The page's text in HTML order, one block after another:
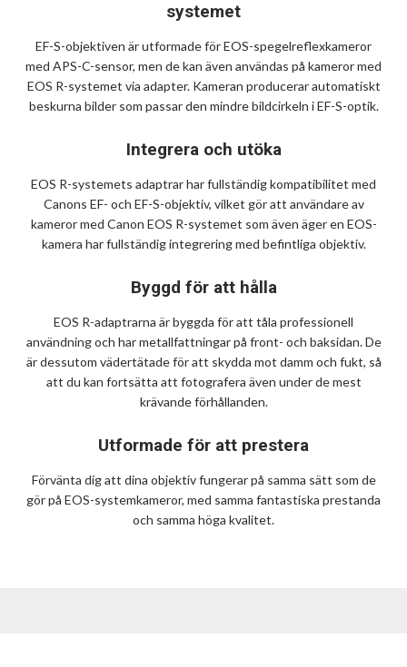
systemet
EF-S-objektiven är utformade för EOS-spegelreflexkameror
med APS-C-sensor, men de kan även användas på kameror med
EOS R-systemet via adapter. Kameran producerar automatiskt
beskurna bilder som passar den mindre bildcirkeln i EF-S-optik.
Integrera och utöka
EOS R-systemets adaptrar har fullständig kompatibilitet med
Canons EF- och EF-S-objektiv, vilket gör att användare av
kameror med Canon EOS R-systemet som även äger en EOS-
kamera har fullständig integrering med befintliga objektiv.
Byggd för att hålla
EOS R-adaptrarna är byggda för att tåla professionell
användning och har metallfattningar på front- och baksidan. De
är dessutom vädertätade för att skydda mot damm och fukt, så
att du kan fortsätta att fotografera även under de mest
krävande förhållanden.
Utformade för att prestera
Förvänta dig att dina objektiv fungerar på samma sätt som de
gör på EOS-systemkameror, med samma fantastiska prestanda
och samma höga kvalitet.